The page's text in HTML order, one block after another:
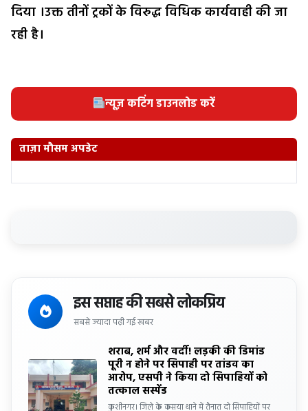
दिया ।उक्त तीनों ट्रकों के विरुद्ध विधिक कार्यवाही की जा
रही है।
न्यूज़ कटिंग डाउनलोड करें
ताज़ा मौसम अपडेट
इस सप्ताह की सबसे लोकप्रिय
सबसे ज्यादा पढ़ी गई खबर
शराब, शर्म और वर्दी! लड़की की डिमांड
पूरी न होने पर सिपाही पर तांडव का
आरोप, एसपी ने किया दो सिपाहियों को
तत्काल सस्पेंड
कुशीनगर। जिले के कसया थाने में तैनात दो सिपाहियों पर